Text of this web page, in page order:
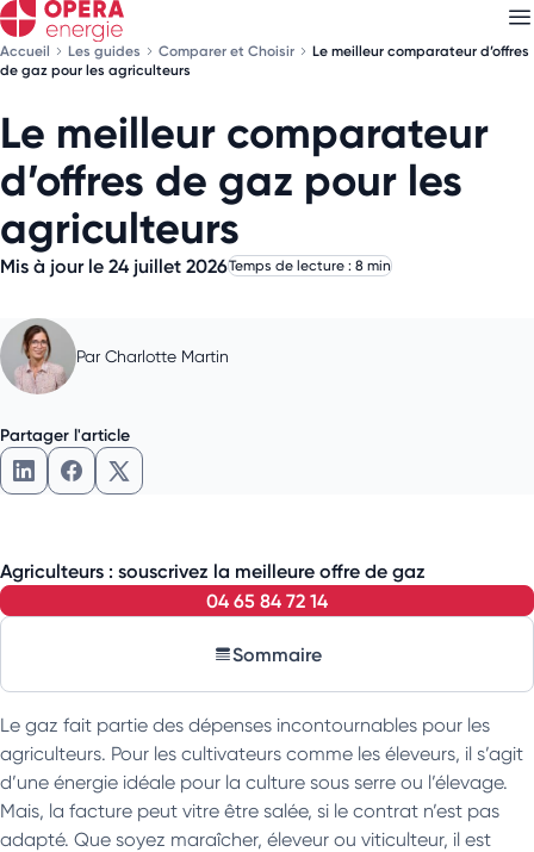
Accueil Les guides Comparer et Choisir
Le meilleur comparateur d’offres
de gaz pour les agriculteurs
Le meilleur comparateur
d’offres de gaz pour les
agriculteurs
Mis à jour le 24 juillet 2026Temps de lecture : 8 min
Par Charlotte Martin
Partager l'article
Partager l'article sur LinkedIn
Partager l'article sur Facebook
Partager l'article sur X
Agriculteurs : souscrivez la meilleure offre de gaz
04 65 84 72 14
Sommaire
Le gaz fait partie des dépenses incontournables pour les
agriculteurs. Pour les cultivateurs comme les éleveurs, il s’agit
d’une énergie idéale pour la culture sous serre ou l’élevage.
Mais, la facture peut vitre être salée, si le contrat n’est pas
adapté. Que soyez maraîcher, éleveur ou viticulteur, il est
Découvrez nosnewsletters
Choisissez les newsletters qui vous intéressent